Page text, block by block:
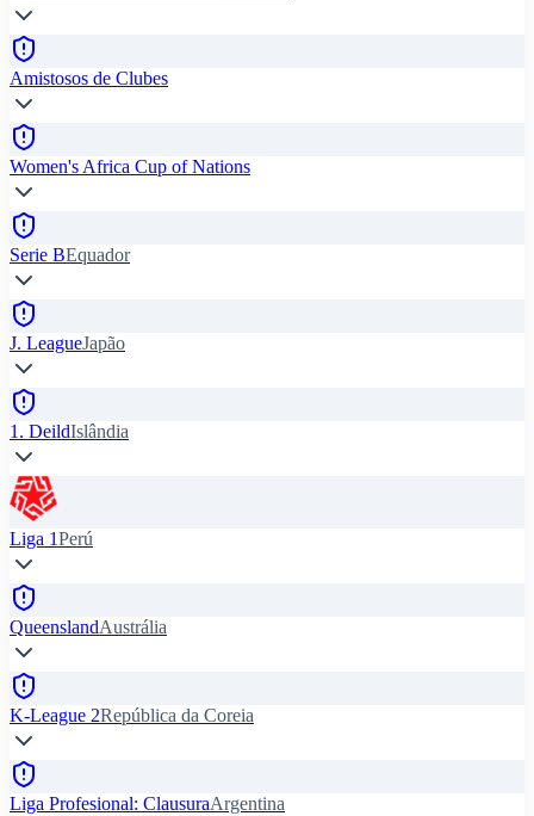
Amistosos de Clubes
Women's Africa Cup of Nations
Serie BEquador
J. LeagueJapão
1. DeildIslândia
Liga 1Perú
QueenslandAustrália
K-League 2República da Coreia
Liga Profesional: ClausuraArgentina